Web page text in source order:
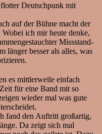
Deutschpunk mit
auf der Bühne macht der
ich mir heute denke,
Missstand-
länger besser als alles, was
es mittlerweile einfach
für eine Band mit so
wieder mal was gute
fand den Auftritt großartig,
Da zeigt sich mal